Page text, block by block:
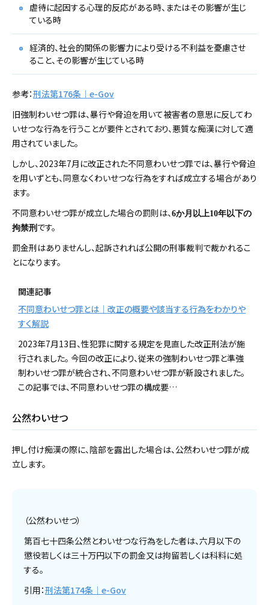
虐待に起因する心理的反応がある時、またはその影響が生じ
ている時
経済的、社会的関係の影響力により受ける不利益を憂慮させ
ること、その影響が生じている時
参考：刑法第176条｜e-Gov
旧強制わいせつ罪は、暴行や脅迫を用いて被害者の意思に反してわ
いせつな行為を行うことが要件とされており、悪質な痴漢に対して適
用されていました。
しかし、2023年7月に改正された不同意わいせつ罪では、暴行や脅迫
を用いずとも、同意なくわいせつな行為をすれば成立する場合があり
ます。
不同意わいせつ罪が成立した場合の罰則は、6か月以上10年以下の
拘禁刑 です。
罰金刑はありませんし、起訴されれば公開の刑事裁判で裁かれるこ
とになります。
関連記事
不同意わいせつ罪とは｜改正の概要や該当する行為をわかりや
すく解説
2023年7月13日、性犯罪に関する規定を見直した改正刑法が施
行されました。 今回の改正により、従来の強制わいせつ罪と準強
制わいせつ罪が統合され、不同意わいせつ罪が新設されました。
この記事では、不同意わいせつ罪の構成要…
公然わいせつ
押し付け痴漢の際に、陰部を露出した場合は、公然わいせつ罪が成
立します。
（公然わいせつ）
第百七十四条公然とわいせつな行為をした者は、六月以下の
懲役若しくは三十万円以下の罰金又は拘留若しくは科料に処
する。
引用：刑法第174条｜e-Gov